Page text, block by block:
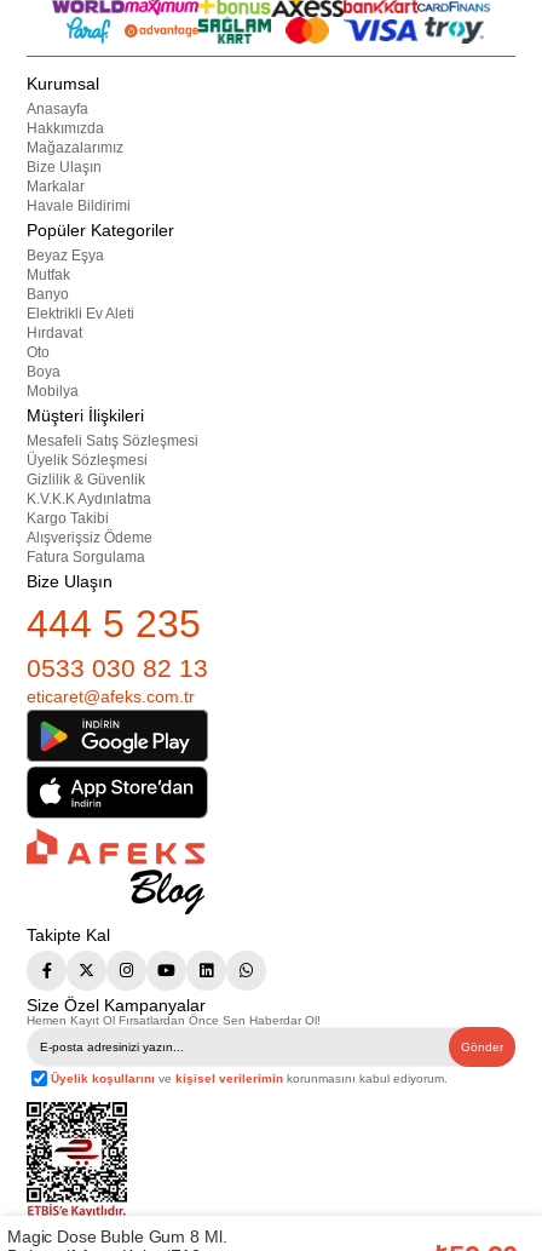
Kurumsal
Anasayfa
Hakkımızda
Mağazalarımız
Bize Ulaşın
Markalar
Havale Bildirimi
Popüler Kategoriler
Beyaz Eşya
Mutfak
Banyo
Elektrikli Ev Aleti
Hırdavat
Oto
Boya
Mobilya
Müşteri İlişkileri
Mesafeli Satış Sözleşmesi
Üyelik Sözleşmesi
Gizlilik & Güvenlik
K.V.K.K Aydınlatma
Kargo Takibi
Alışverişsiz Ödeme
Fatura Sorgulama
Bize Ulaşın
444 5 235
0533 030 82 13
eticaret@afeks.com.tr
Takipte Kal
Size Özel Kampanyalar
Hemen Kayıt Ol Fırsatlardan Önce Sen Haberdar Ol!
Gönder
Üyelik koşullarını vekişisel verilerimin korunmasını kabul ediyorum.
Telif Hakkı © 2026 Afeks Yapı Market . Tüm hakları saklıdır.
Magic Dose Buble Gum 8 Ml.